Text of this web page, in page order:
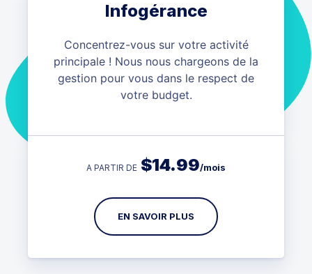
Infogérance
Concentrez-vous sur votre activité
principale ! Nous nous chargeons de la
gestion pour vous dans le respect de
votre budget.
A PARTIR DE $14.99/mois
EN SAVOIR PLUS